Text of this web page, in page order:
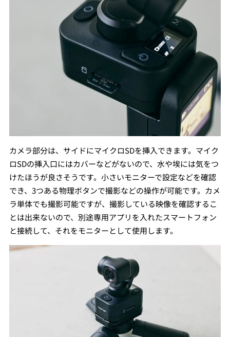
カメラ部分は、サイドにマイクロSDを挿入できます。マイク
ロSDの挿入口にはカバーなどがないので、水や埃には気をつ
けたほうが良さそうです。小さいモニターで設定などを確認
でき、3つある物理ボタンで撮影などの操作が可能です。カメ
ラ単体でも撮影可能ですが、撮影している映像を確認するこ
とは出来ないので、別途専用アプリを入れたスマートフォン
と接続して、それをモニターとして使用します。